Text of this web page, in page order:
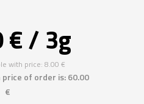
€ / 3g
with price: 8.00 €
of order is: 60.00
€